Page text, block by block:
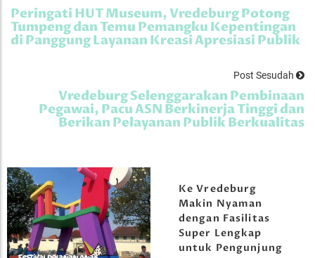
Peringati HUT Museum, Vredeburg Potong
Tumpeng dan Temu Pemangku Kepentingan
di Panggung Layanan Kreasi Apresiasi Publik
Post Sesudah
Vredeburg Selenggarakan Pembinaan
Pegawai, Pacu ASN Berkinerja Tinggi dan
Berikan Pelayanan Publik Berkualitas
Ke Vredeburg
Makin Nyaman
dengan Fasilitas
Super Lengkap
untuk Pengunjung